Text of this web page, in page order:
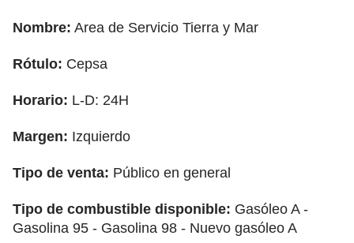
Nombre: Area de Servicio Tierra y Mar
Rótulo: Cepsa
Horario: L-D: 24H
Margen: Izquierdo
Tipo de venta: Público en general
Tipo de combustible disponible: Gasóleo A -
Gasolina 95 - Gasolina 98 - Nuevo gasóleo A